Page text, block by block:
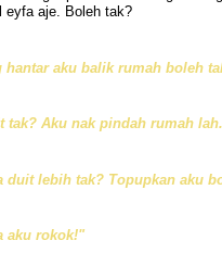
eyfa aje. Boleh tak?
hantar aku balik rumah boleh
tak? Aku nak pindah rumah
duit lebih tak? Topupkan aku
aku rokok!"